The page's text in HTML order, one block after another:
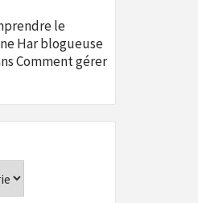
le
Har blogueuse
Comment gérer